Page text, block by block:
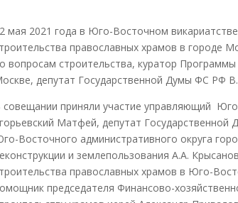
мая 2021 года в Юго-Восточном
православных храмов в городе
вопросам строительства, куратор
депутат Государственной Думы ФС РФ
совещании приняли участие управляющий
Матфей, депутат
Восточного административного округа
и землепользования А.А.
православных храмов в Юго-
председателя Финансово-